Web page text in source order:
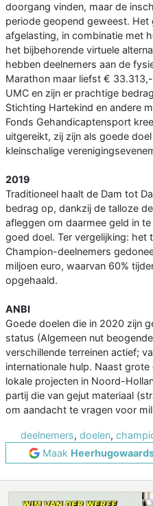
doorgang vinden, maar de
periode geopend geweest.
afgelasting, in combinatie met
het bijbehorende virtuele
hebben deelnemers aan de
Marathon maar liefst €
UMC en zijn er prachtige
Stichting Hartekind en andere
Fonds Gehandicaptensport
uitgereikt, zij zijn als goede
kleinschalige
2019
Traditioneel haalt de Dam tot
bedrag op, dankzij de talloze
afleggen om daarmee geld in
goed doel. Ter vergelijking: het
Champion-deelnemers
miljoen euro, waarvan 60%
opgehaald.
ANBI
Goede doelen die in 2020 zijn
status (Algemeen nut
verschillende terreinen actief;
internationale hulp. Naast
lokale projecten in Noord-
partij die van gejut materiaal
om aandacht te vragen voor
deelnemers, doelen,
Maak